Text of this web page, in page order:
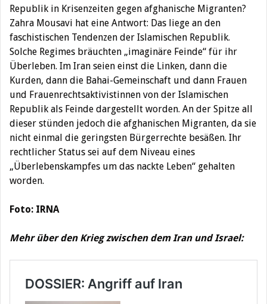
Republik in Krisenzeiten gegen afghanische Migranten?
Zahra Mousavi hat eine Antwort: Das liege an den
faschistischen Tendenzen der Islamischen Republik.
Solche Regimes bräuchten „imaginäre Feinde“ für ihr
Überleben. Im Iran seien einst die Linken, dann die
Kurden, dann die Bahai-Gemeinschaft und dann Frauen
und Frauenrechtsaktivistinnen von der Islamischen
Republik als Feinde dargestellt worden. An der Spitze all
dieser stünden jedoch die afghanischen Migranten, da sie
nicht einmal die geringsten Bürgerrechte besäßen. Ihr
rechtlicher Status sei auf dem Niveau eines
„Überlebenskampfes um das nackte Leben“ gehalten
worden.
Foto: IRNA
Mehr über den Krieg zwischen dem Iran und Israel: